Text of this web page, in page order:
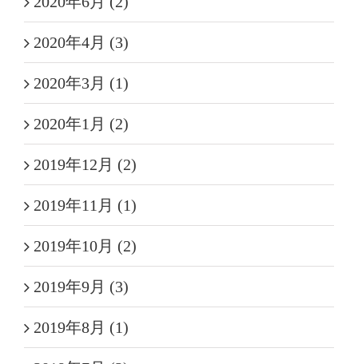
2020年4月 (3)
2020年3月 (1)
2020年1月 (2)
2019年12月 (2)
2019年11月 (1)
2019年10月 (2)
2019年9月 (3)
2019年8月 (1)